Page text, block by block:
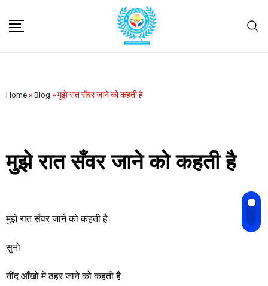
Home »Blog »मुझे रात सँवर जाने को कहती है
मुझे रात सँवर जाने को कहती है
मुझे रात सँवर जाने को कहती है
सुनो
नींद आँखों में ठहर जाने को कहती है